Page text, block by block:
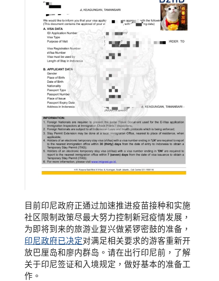
目前印尼政府正通过加速推进疫苗接种和实施
社区限制政策尽最大努力控制新冠疫情发展，
为即将到来的旅游业复兴做紧锣密鼓的准备，
印尼政府已决定对满足相关要求的游客重新开
放巴厘岛和廖内群岛。请在出行印尼前，了解
关于印尼签证和入境规定，做好基本的准备工
作。